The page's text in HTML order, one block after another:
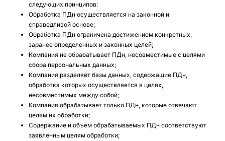
следующих принципов:
Обработка ПДн осуществляется на законной и
справедливой основе;
Обработка ПДн ограничена достижением конкретных,
заранее определенных и законных целей;
Компания не обрабатывает ПДн, несовместимые с целями
сбора персональных данных;
Компания разделяет базы данных, содержащие ПДн,
обработка которых осуществляется в целях,
несовместимых между собой;
Компания обрабатывает только ПДн, которые отвечают
целям их обработки;
Содержание и объем обрабатываемых ПДн соответствуют
заявленным целям обработки;